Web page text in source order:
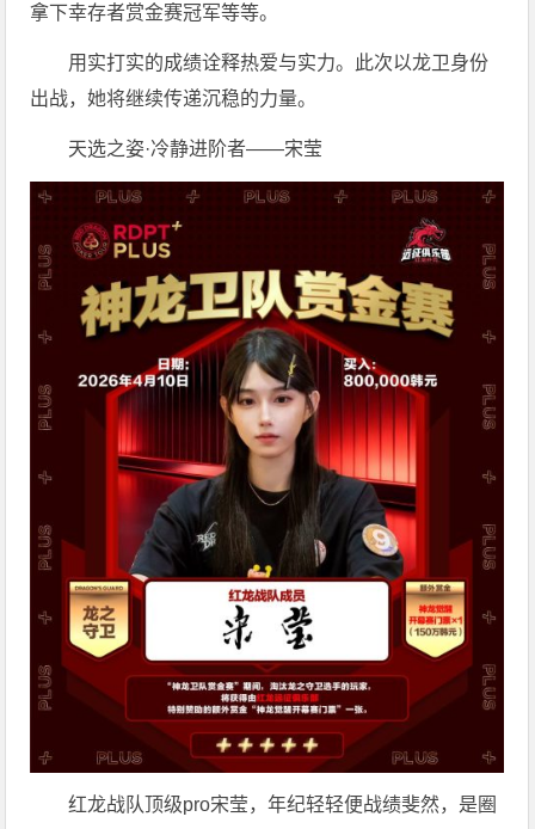
拿下幸存者赏金赛冠军等等。
用实打实的成绩诠释热爱与实力。此次以龙卫身份
出战，她将继续传递沉稳的力量。
天选之姿·冷静进阶者——宋莹
红龙战队顶级pro宋莹，年纪轻轻便战绩斐然，是圈